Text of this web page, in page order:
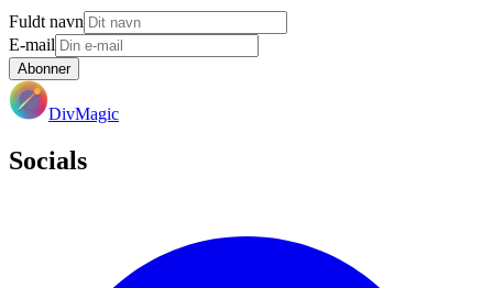
Fuldt navn
E-mail
Abonner
DivMagic
Socials